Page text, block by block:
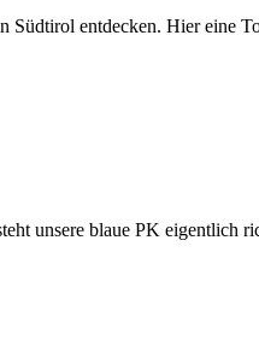
Südtirol entdecken. Hier eine
unsere blaue PK eigentlich